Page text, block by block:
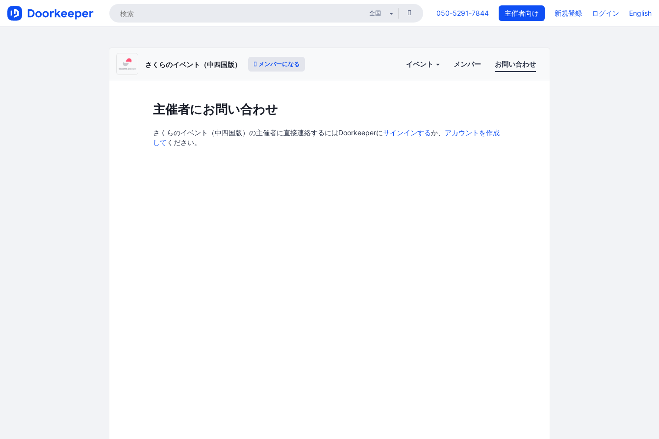
050-5291-7844 主催者向け 新規登録 ログイン English
さくらのイベント（中四国版） メンバーになる イベント メンバー お問い合わせ
主催者にお問い合わせ
さくらのイベント（中四国版）の主催者に直接連絡するにはDoorkeeperにサインインするか、 アカウントを作成
して ください。